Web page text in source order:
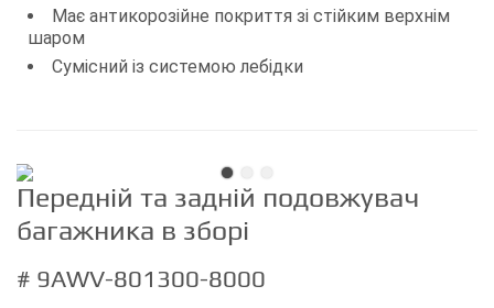
Має антикорозійне покриття зі стійким верхнім
шаром
Сумісний із системою лебідки
Передній та задній подовжувач
багажника в зборі
# 9AWV-801300-8000